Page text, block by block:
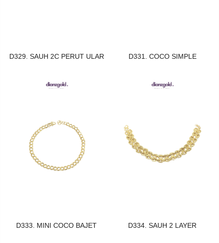
D329. SAUH 2C PERUT ULAR D331. COCO SIMPLE
D333. MINI COCO BAJET D334. SAUH 2 LAYER